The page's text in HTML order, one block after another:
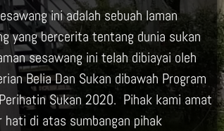
ini adalah sebuah laman
yang bercerita tentang dunia sukan
sesawang ini telah dibiayai oleh
Belia Dan Sukan dibawah Program
Sukan 2020. Pihak kami amat
hati di atas sumbangan pihak